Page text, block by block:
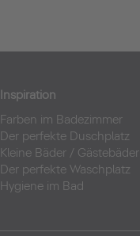
Inspiration
Farben im Badezimmer
Der perfekte Duschplatz
Kleine Bäder / Gästebäder
Der perfekte Waschplatz
Hygiene im Bad